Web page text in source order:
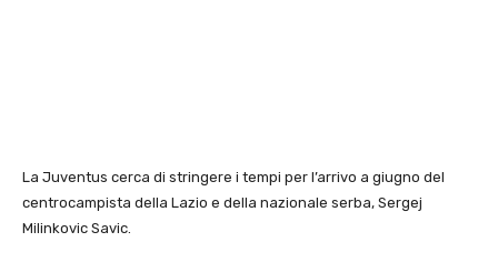
La Juventus cerca di stringere i tempi per l’arrivo a giugno del
centrocampista della Lazio e della nazionale serba, Sergej
Milinkovic Savic.